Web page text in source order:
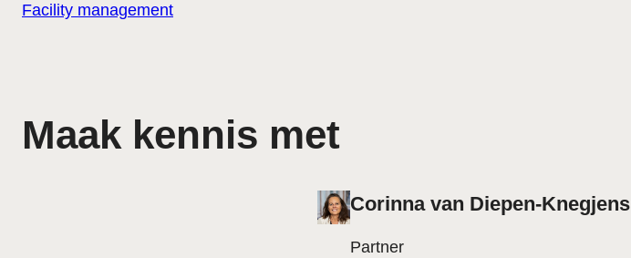
Facility management
Maak kennis met
Corinna van Diepen-Knegjens
Partner